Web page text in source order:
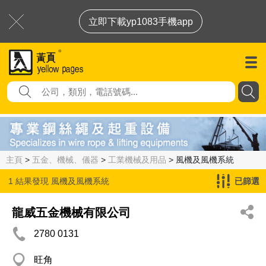
立即下載yp1083手機app
主頁 > 五金、機械、儀器 > 工業機械及用品 > 風機及風機系統
1 結果發現 風機及風機系統 已篩選
龍威五金機械有限公司
2780 0131
旺角